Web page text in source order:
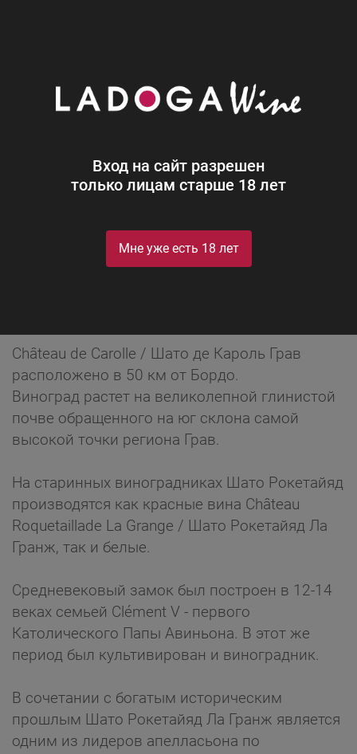
Вход на сайт разрешен
только лицам старше 18 лет
Мне уже есть 18 лет
Vignobles Guignard
Château de Carolle / Шато де Кароль Грав
расположено в 50 км от Бордо.
Виноград растет на великолепной глинистой
почве обращенного на юг склона самой
высокой точки региона Грав.
На старинных виноградниках Шато Рокетайяд
производятся как красные вина Château
Roquetaillade La Grange / Шато Рокетайяд Ла
Гранж, так и белые.
Средневековый замок был построен в 12-14
веках семьей Clément V - первого
Католического Папы Авиньона. В этот же
период был культивирован и виноградник.
В сочетании с богатым историческим
прошлым Шато Рокетайяд Ла Гранж является
одним из лидеров апелласьона по